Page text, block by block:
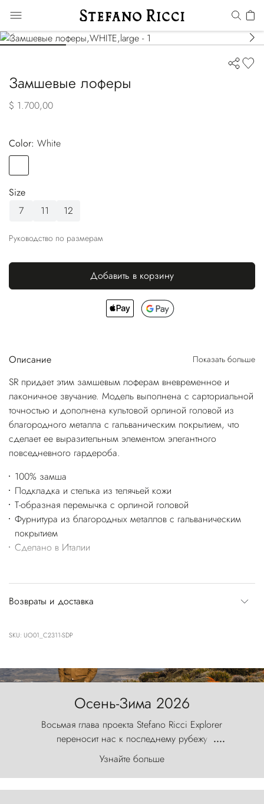
Замшевые лоферы
$ 1.700,00
Color:
white
Size
7
11 12
Руководство по размерам
Добавить в корзину
Описание Показать больше
SR придает этим замшевым лоферам вневременное и
лаконичное звучание. Модель выполнена с сарториальной
точностью и дополнена культовой орлиной головой из
благородного металла с гальваническим покрытием, что
сделает ее выразительным элементом элегантного
повседневного гардероба.
100% замша
Подкладка и стелька из телячьей кожи
Т-образная перемычка с орлиной головой
Фурнитура из благородных металлов с гальваническим
покрытием
Сделано в Италии
Возвраты и доставка
SKU: UO01_C2311-SDP
Осень-Зима 2026
Восьмая глава проекта Stefano Ricci Explorer
переносит нас к последнему рубежу
первозданного мира, где ветер с
первобытной яростью ваяет ландшафт, а пики
Торрес-дель-Пайне, словно каменные стражи,
....
Узнайте больше